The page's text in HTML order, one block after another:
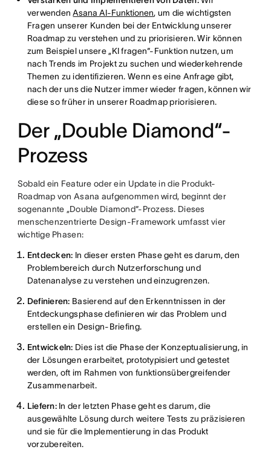
verwendenAsana AI-Funktionen, um die wichtigsten
Fragen unserer Kunden bei der Entwicklung unserer
Roadmap zu verstehen und zu priorisieren. Wir können
zum Beispiel unsere „KI fragen“-Funktion nutzen, um
nach Trends im Projekt zu suchen und wiederkehrende
Themen zu identifizieren. Wenn es eine Anfrage gibt,
nach der uns die Nutzer immer wieder fragen, können wir
diese so früher in unserer Roadmap priorisieren.
Der „Double Diamond“-
Prozess
Sobald ein Feature oder ein Update in die Produkt-
Roadmap von Asana aufgenommen wird, beginnt der
sogenannte „Double Diamond“-Prozess. Dieses
menschenzentrierte Design-Framework umfasst vier
wichtige Phasen:
Entdecken: In dieser ersten Phase geht es darum, den
Problembereich durch Nutzerforschung und
Datenanalyse zu verstehen und einzugrenzen.
Definieren: Basierend auf den Erkenntnissen in der
Entdeckungsphase definieren wir das Problem und
erstellen ein Design-Briefing.
Entwickeln: Dies ist die Phase der Konzeptualisierung, in
der Lösungen erarbeitet, prototypisiert und getestet
werden, oft im Rahmen von funktionsübergreifender
Zusammenarbeit.
Liefern:In der letzten Phase geht es darum, die
ausgewählte Lösung durch weitere Tests zu präzisieren
und sie für die Implementierung in das Produkt
vorzubereiten.